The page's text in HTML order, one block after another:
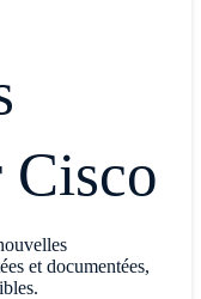
Cisco
et documentées,